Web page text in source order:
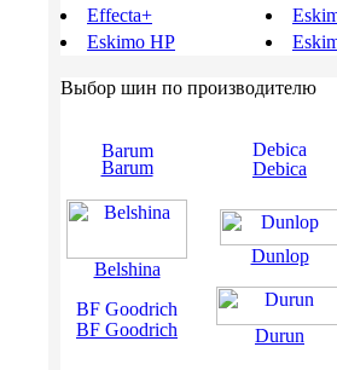
Effecta+
Eskimo HP
Выбор шин по производителю
Barum
Belshina
BF Goodrich
Debica
Dunlop
Durun